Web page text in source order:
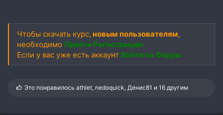
Чтобы скачать курс, новым пользователям,
необходимо Пройти Регистрацию
Если у вас уже есть аккаунт Войти на Форум
С
Это понравилосьathlet, nedoquick, Денис81 и 16 другим